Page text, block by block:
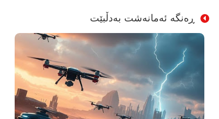
ڕەنگە ئەمانەشت بەدڵبێت